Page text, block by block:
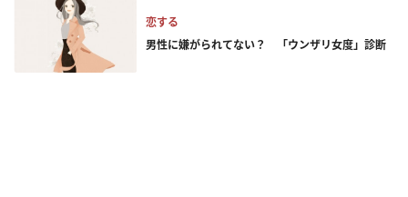
恋する
男性に嫌がられてない？ 「ウンザリ女度」診断